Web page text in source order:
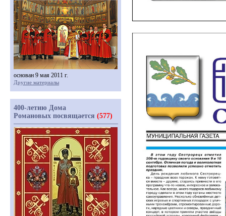
основан 9 мая 2011 г.
Другие материалы
400-летию Дома
Романовых посвящается (577)